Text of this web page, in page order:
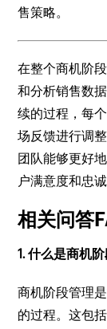
售策略。
在整个商机阶
和分析销售数
续的过程，每
场反馈进行调
团队能够更好
户满意度和忠诚
相关问答
1. 什么是商机
商机阶段管理
的过程。这包